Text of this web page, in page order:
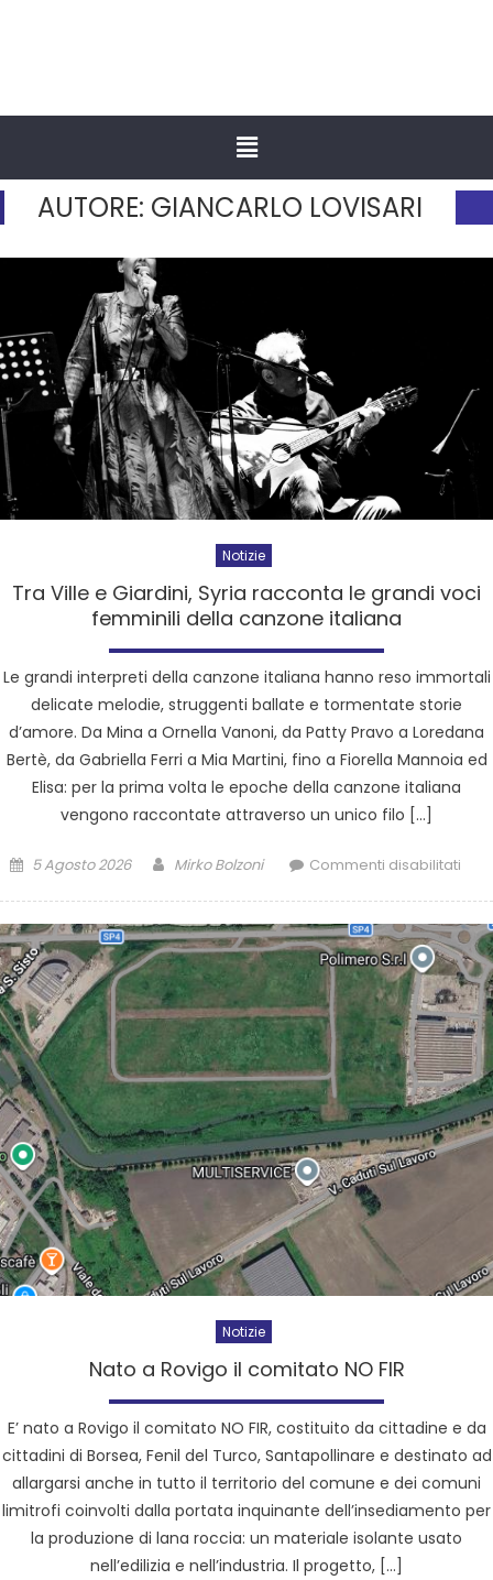
AUTORE: GIANCARLO LOVISARI
Notizie
Tra Ville e Giardini, Syria racconta le grandi voci
femminili della canzone italiana
Le grandi interpreti della canzone italiana hanno reso immortali
delicate melodie, struggenti ballate e tormentate storie
d’amore. Da Mina a Ornella Vanoni, da Patty Pravo a Loredana
Bertè, da Gabriella Ferri a Mia Martini, fino a Fiorella Mannoia ed
Elisa: per la prima volta le epoche della canzone italiana
vengono raccontate attraverso un unico filo […]
5 Agosto 2026 Mirko Bolzoni Commenti disabilitati
Notizie
Nato a Rovigo il comitato NO FIR
E’ nato a Rovigo il comitato NO FIR, costituito da cittadine e da
cittadini di Borsea, Fenil del Turco, Santapollinare e destinato ad
allargarsi anche in tutto il territorio del comune e dei comuni
limitrofi coinvolti dalla portata inquinante dell’insediamento per
la produzione di lana roccia: un materiale isolante usato
nell’edilizia e nell’industria. Il progetto, […]